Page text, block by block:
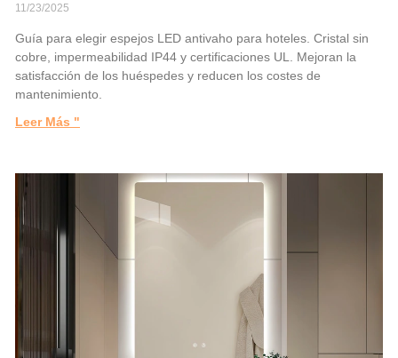
11/23/2025
Guía para elegir espejos LED antivaho para hoteles. Cristal sin
cobre, impermeabilidad IP44 y certificaciones UL. Mejoran la
satisfacción de los huéspedes y reducen los costes de
mantenimiento.
Leer Más "